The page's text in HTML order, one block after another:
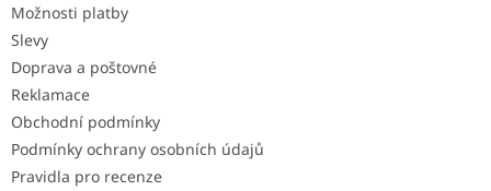
Možnosti platby
Slevy
Doprava a poštovné
Reklamace
Obchodní podmínky
Podmínky ochrany osobních údajů
Pravidla pro recenze